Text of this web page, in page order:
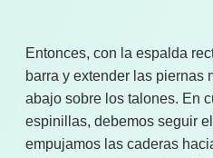
Entonces, con la espalda
barra y extender las piernas
abajo sobre los talones. En
espinillas, debemos seguir
empujamos las caderas